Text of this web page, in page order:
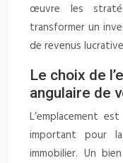
œuvre les
transformer un
de revenus
Le choix de
angulaire de
L’emplacement
important pour
immobilier. Un